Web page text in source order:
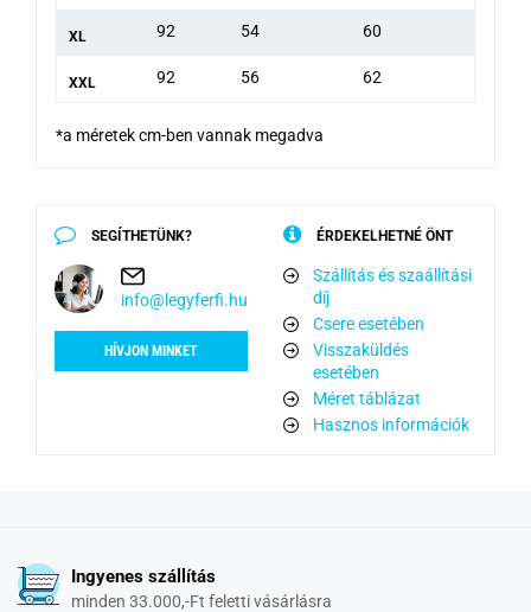
XL 92 54 60
XXL 92 56 62
*a méretek cm-ben vannak megadva
SEGÍTHETÜNK?
info@legyferfi.hu
HÍVJON MINKET
ÉRDEKELHETNÉ ÖNT
Szállítás és szaállítási
díj
Csere esetében
Visszaküldés
esetében
Méret táblázat
Hasznos információk
Ingyenes szállítás
minden 33.000,-Ft feletti vásárlásra